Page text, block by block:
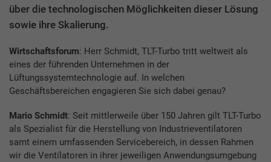
über die technologischen Möglichkeiten dieser Lösung
sowie ihre Skalierung.
Wirtschaftsforum: Herr Schmidt, TLT-Turbo tritt weltweit als
eines der führenden Unternehmen in der
Lüftungssystemtechnologie auf. In welchen
Geschäftsbereichen engagieren Sie sich dabei genau?
Mario Schmidt: Seit mittlerweile über 150 Jahren gilt TLT-Turbo
als Spezialist für die Herstellung von Industrieventilatoren
samt einem umfassenden Servicebereich, in dessen Rahmen
wir die Ventilatoren in ihrer jeweiligen Anwendungsumgebung